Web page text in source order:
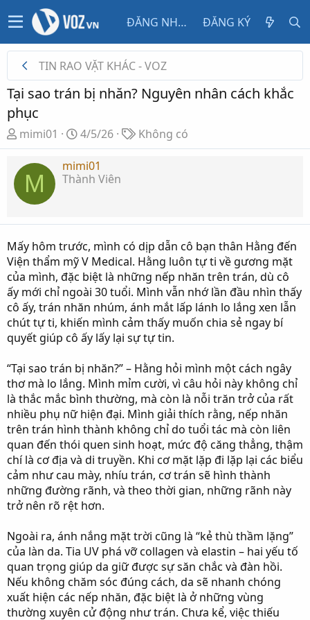
ĐĂNG NHẬP ĐĂNG KÝ
TIN RAO VẶT KHÁC - VOZ
Tại sao trán bị nhăn? Nguyên nhân cách khắc
phục
T
h
r
a
s
t
a
r
t
e
r
mimi01
N
g
à
y
i
4/5/26
T
ừ
Không có
M
mimi01
Thành Viên
Mấy hôm trước, mình có dịp dẫn cô bạn thân Hằng đến
Viện thẩm mỹ V Medical. Hằng luôn tự ti về gương mặt
của mình, đặc biệt là những nếp nhăn trên trán, dù cô
ấy mới chỉ ngoài 30 tuổi. Mình vẫn nhớ lần đầu nhìn thấy
cô ấy, trán nhăn nhúm, ánh mắt lấp lánh lo lắng xen lẫn
chút tự ti, khiến mình cảm thấy muốn chia sẻ ngay bí
quyết giúp cô ấy lấy lại sự tự tin.
“Tại sao trán bị nhăn?” – Hằng hỏi mình một cách ngây
thơ mà lo lắng. Mình mỉm cười, vì câu hỏi này không chỉ
là thắc mắc bình thường, mà còn là nỗi trăn trở của rất
nhiều phụ nữ hiện đại. Mình giải thích rằng, nếp nhăn
trên trán hình thành không chỉ do tuổi tác mà còn liên
quan đến thói quen sinh hoạt, mức độ căng thẳng, thậm
chí là cơ địa và di truyền. Khi cơ mặt lặp đi lặp lại các biểu
cảm như cau mày, nhíu trán, cơ trán sẽ hình thành
những đường rãnh, và theo thời gian, những rãnh này
trở nên rõ rệt hơn.
Ngoài ra, ánh nắng mặt trời cũng là “kẻ thù thầm lặng”
của làn da. Tia UV phá vỡ collagen và elastin – hai yếu tố
quan trọng giúp da giữ được sự săn chắc và đàn hồi.
Nếu không chăm sóc đúng cách, da sẽ nhanh chóng
xuất hiện các nếp nhăn, đặc biệt là ở những vùng
thường xuyên cử động như trán. Chưa kể, việc thiếu